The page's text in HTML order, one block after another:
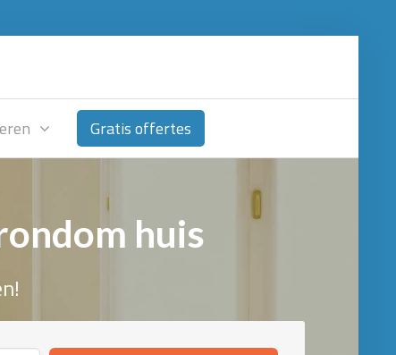
Gratis offertes
huis